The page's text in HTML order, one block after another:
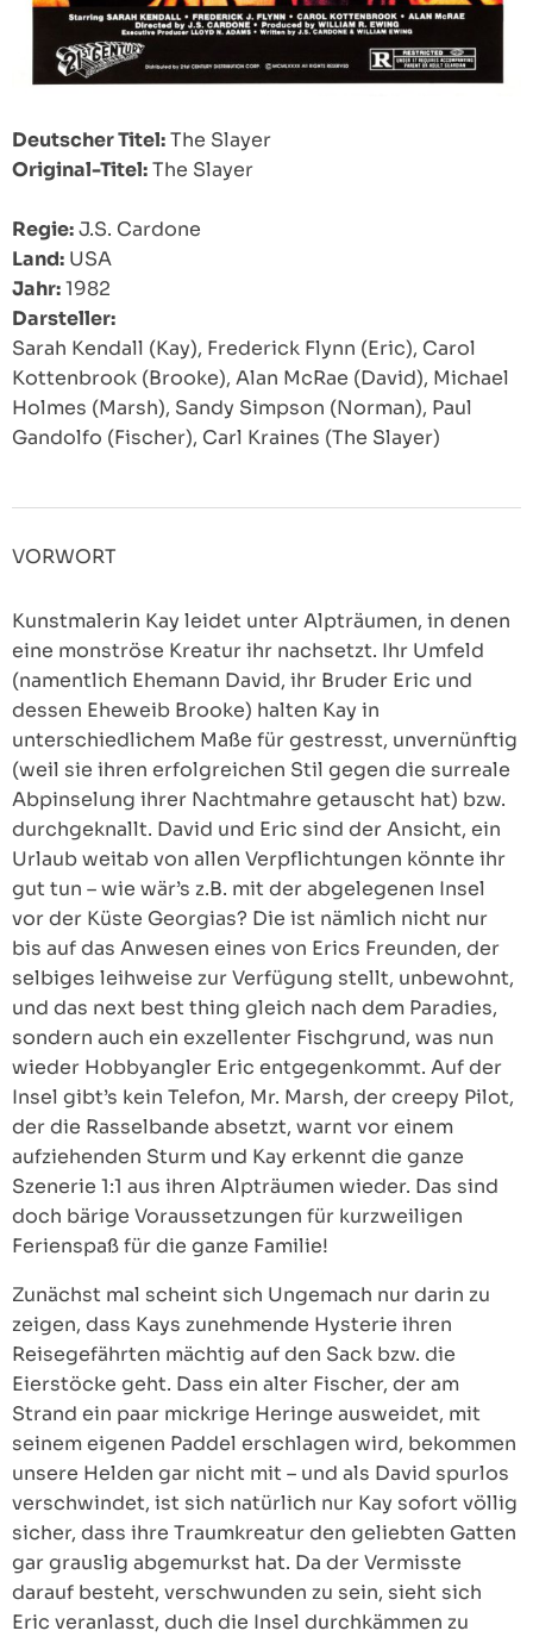
Deutscher Titel:The Slayer
Original-Titel:The Slayer
Regie:J.S. Cardone
Land: USA
Jahr:1982
Darsteller:
Sarah Kendall (Kay), Frederick Flynn (Eric), Carol
Kottenbrook (Brooke), Alan McRae (David), Michael
Holmes (Marsh), Sandy Simpson (Norman), Paul
Gandolfo (Fischer), Carl Kraines (The Slayer)
VORWORT
Kunstmalerin Kay leidet unter Alpträumen, in denen
eine monströse Kreatur ihr nachsetzt. Ihr Umfeld
(namentlich Ehemann David, ihr Bruder Eric und
dessen Eheweib Brooke) halten Kay in
unterschiedlichem Maße für gestresst, unvernünftig
(weil sie ihren erfolgreichen Stil gegen die surreale
Abpinselung ihrer Nachtmahre getauscht hat) bzw.
durchgeknallt. David und Eric sind der Ansicht, ein
Urlaub weitab von allen Verpflichtungen könnte ihr
gut tun – wie wär’s z.B. mit der abgelegenen Insel
vor der Küste Georgias? Die ist nämlich nicht nur
bis auf das Anwesen eines von Erics Freunden, der
selbiges leihweise zur Verfügung stellt, unbewohnt,
und das next best thing gleich nach dem Paradies,
sondern auch ein exzellenter Fischgrund, was nun
wieder Hobbyangler Eric entgegenkommt. Auf der
Insel gibt’s kein Telefon, Mr. Marsh, der creepy Pilot,
der die Rasselbande absetzt, warnt vor einem
aufziehenden Sturm und Kay erkennt die ganze
Szenerie 1:1 aus ihren Alpträumen wieder. Das sind
doch bärige Voraussetzungen für kurzweiligen
Ferienspaß für die ganze Familie!
Zunächst mal scheint sich Ungemach nur darin zu
zeigen, dass Kays zunehmende Hysterie ihren
Reisegefährten mächtig auf den Sack bzw. die
Eierstöcke geht. Dass ein alter Fischer, der am
Strand ein paar mickrige Heringe ausweidet, mit
seinem eigenen Paddel erschlagen wird, bekommen
unsere Helden gar nicht mit – und als David spurlos
verschwindet, ist sich natürlich nur Kay sofort völlig
sicher, dass ihre Traumkreatur den geliebten Gatten
gar grauslig abgemurkst hat. Da der Vermisste
darauf besteht, verschwunden zu sein, sieht sich
Eric veranlasst, duch die Insel durchkämmen zu